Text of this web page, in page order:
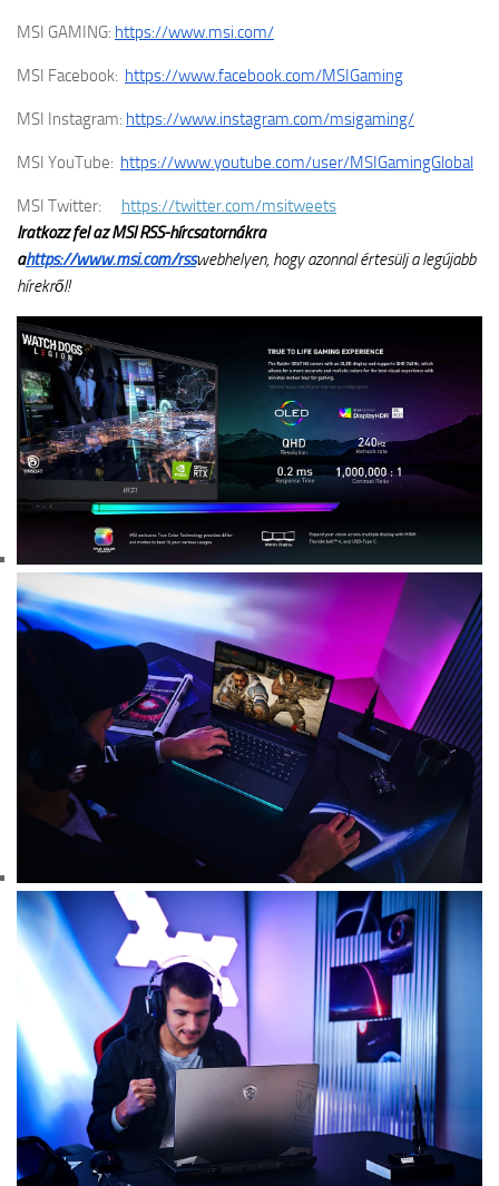
MSI GAMING: https://www.msi.com/
MSI Facebook: https://www.facebook.com/MSIGaming
MSI Instagram: https://www.instagram.com/msigaming/
MSI YouTube: https://www.youtube.com/user/MSIGamingGlobal
MSI Twitter: https://twitter.com/msitweets
Iratkozz fel az MSI RSS-hírcsatornákra
ahttps://www.msi.com/rsswebhelyen, hogy azonnal értesülj a legújabb
hírekről!